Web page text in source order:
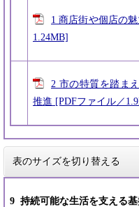
1 商店街や個店の
1.24MB]
2 市の特質を踏ま
推進 [PDFファイル／
表のサイズを切り替える
9 持続可能な生活を支える